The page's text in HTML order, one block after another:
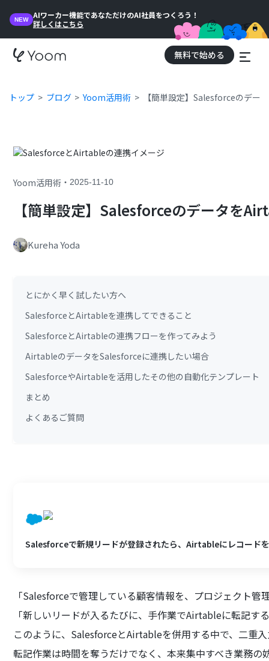
NEW
AIワーカー機能であなただけのAI社員をつくろう！
詳しくはこちら
無料で始める
トップ ブログ Yoom活用術 【簡単設定】Salesforceのデー
Yoom活用術 ・2025-11-10
【簡単設定】Salesforceのデータを
Kureha Yoda
とにかく早く試したい方へ
SalesforceとAirtableを連携してできること
SalesforceとAirtableの連携フローを作ってみよう
AirtableのデータをSalesforceに連携したい場合
SalesforceやAirtableを活用したその他の自動化テンプレート
まとめ
よくあるご質問
Salesforceで新規リードが登録されたら、Airtableにレコード
「Salesforceで管理している顧客情報を、プロジェクト
「新しいリードが入るたびに、手作業でAirtableに転記
このように、SalesforceとAirtableを併用する中で、二重
転記作業は時間を奪うだけでなく、本来集中すべき業務